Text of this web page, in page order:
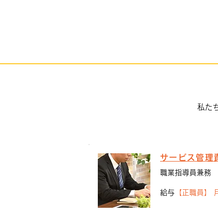
私た
サービス管理
職業指導員兼務
給与 【正職員